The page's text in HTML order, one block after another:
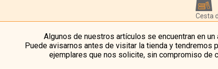
Cesta
Algunos de nuestros artículos se encuentran en un
Puede avisarnos antes de visitar la tienda y tendremos
ejemplares que nos solicite, sin compromiso de